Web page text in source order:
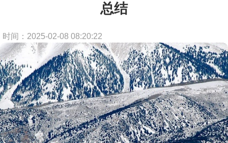
总结
时间：2025-02-08 08:20:22